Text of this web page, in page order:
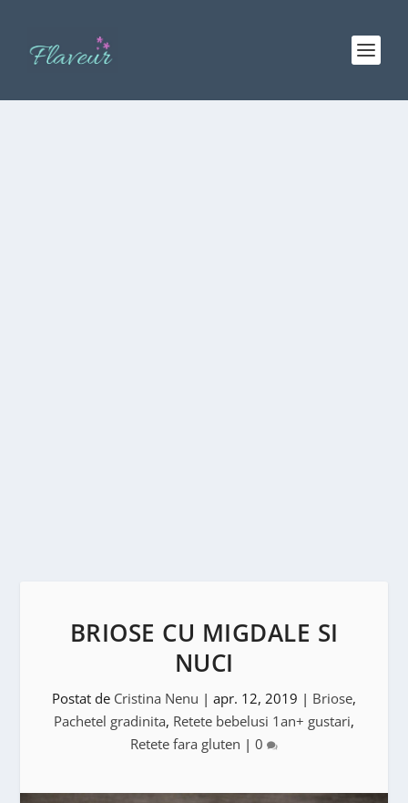
BRIOSE CU MIGDALE SI
NUCI
Postat de Cristina Nenu | apr. 12, 2019 | Briose,
Pachetel gradinita, Retete bebelusi 1an+ gustari,
Retete fara gluten | 0